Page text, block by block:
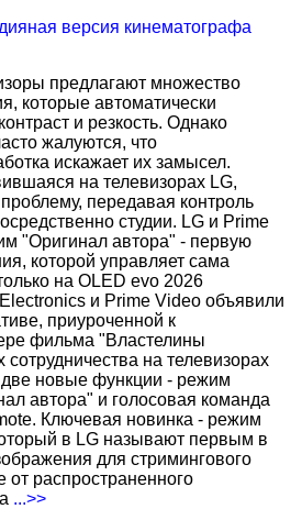
версия кинематографа
предлагают множество
которые автоматически
и резкость. Однако
жалуются, что
искажает их замысел.
на телевизорах LG,
передавая контроль
студии. LG и Prime
"Оригинал автора" - первую
которой управляет сама
на OLED evo 2026
и Prime Video объявили
приуроченной к
фильма "Властелины
на телевизорах
новые функции - режим
автора" и голосовая команда
Ключевая новинка - режим
в LG называют первым в
для стримингового
от распространенного
...>>